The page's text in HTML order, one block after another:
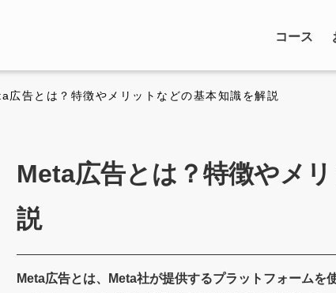
コース
広告とは？特徴やメリットなどの基本知識を解説
Meta広告とは？特徴やメ
説
Meta広告とは、Meta社が提供するプラットフォームを